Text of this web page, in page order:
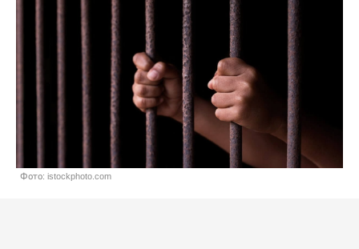
Фото: istockphoto.com